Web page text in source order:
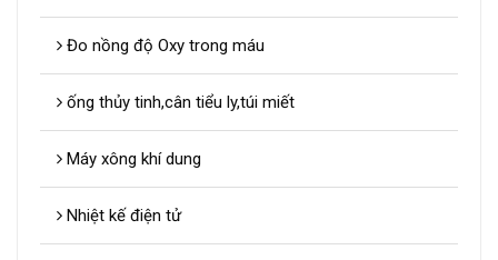
Đo nồng độ Oxy trong máu
ống thủy tinh,cân tiểu ly,túi miết
Máy xông khí dung
Nhiệt kế điện tử